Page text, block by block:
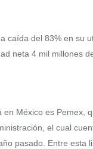
caída del 83% en su
neta 4 mil millones
México es Pemex,
el cual
pasado. Entre esta